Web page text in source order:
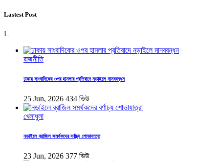
Lastest Post
L
রাজনীতি
ঢাকায় সাংবাদিকের ওপর হামলার প্রতিবাদে নড়াইলে মানববন্ধন
25 Jun, 2026 434 ভিউ
খেলাধুলা
নড়াইলে ব্রাজিল সমর্থকদের বর্ণাঢ্য শোভাযাত্রা
23 Jun, 2026 377 ভিউ